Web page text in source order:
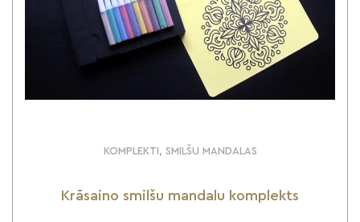
KOMPLEKTI, SMILŠU MANDALAS
Krāsaino smilšu mandalu komplekts